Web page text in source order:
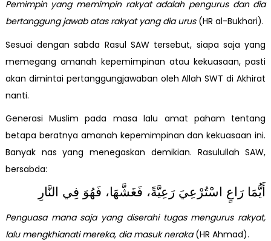
Pemimpin yang memimpin rakyat adalah pengurus dan dia
bertanggung jawab atas rakyat yang dia urus(HR al-Bukhari).
Sesuai dengan sabda Rasul SAW tersebut, siapa saja yang
memegang amanah kepemimpinan atau kekuasaan, pasti
akan dimintai pertanggungjawaban oleh Allah SWT di Akhirat
nanti.
Generasi Muslim pada masa lalu amat paham tentang
betapa beratnya amanah kepemimpinan dan kekuasaan ini.
Banyak nas yang menegaskan demikian. Rasulullah SAW,
bersabda:
أَيُّمَا رَاعٍ اسْتُرْعِيَ رَعِيَّةً، فَغَشَّهَا، فَهُوَ فِي النَّارِ
Penguasa mana saja yang diserahi tugas mengurus rakyat,
lalu mengkhianati mereka, dia masuk neraka(HR Ahmad).